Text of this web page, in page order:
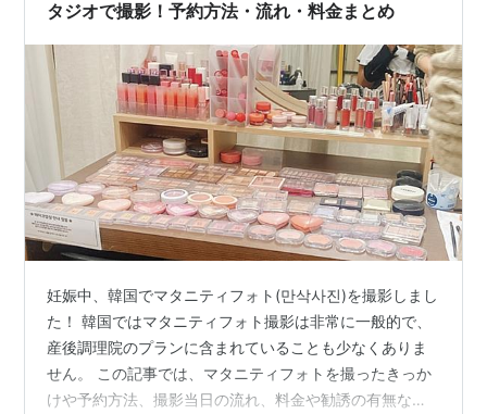
タジオで撮影！予約方法・流れ・料金まとめ
妊娠中、韓国でマタニティフォト(만삭사진)を撮影しまし
た！ 韓国ではマタニティフォト撮影は非常に一般的で、
産後調理院のプランに含まれていることも少なくありま
せん。 この記事では、マタニティフォトを撮ったきっか
けや予約方法、撮影当日の流れ、料金や勧誘の有無な